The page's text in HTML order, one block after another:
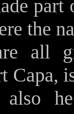
the
all
Capa,
also